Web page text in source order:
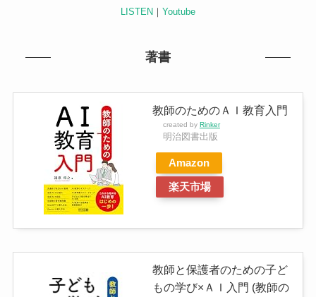
LISTEN ｜ Youtube
著書
教師のためのＡＩ教育入門
created by Rinker
明治図書出版
Amazon
楽天市場
教師と保護者のための子ど
もの学び×ＡＩ入門 (教師の